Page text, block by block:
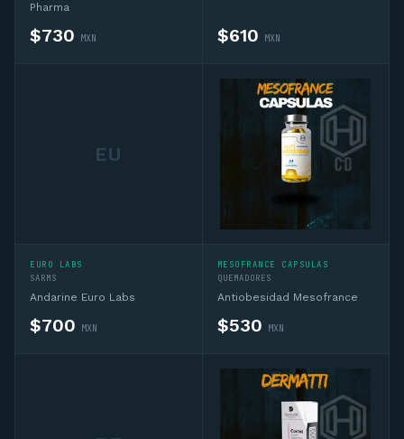
Pharma
$730 MXN $610 MXN
EU
EURO LABS
SARMS
Andarine Euro Labs
$700 MXN
MESOFRANCE CAPSULAS
QUEMADORES
Antiobesidad Mesofrance
$530 MXN